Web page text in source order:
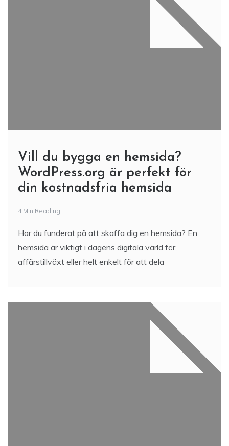
Vill du bygga en hemsida?
WordPress.org är perfekt för
din kostnadsfria hemsida
4 Min Reading
Har du funderat på att skaffa dig en hemsida? En
hemsida är viktigt i dagens digitala värld för,
affärstillväxt eller helt enkelt för att dela